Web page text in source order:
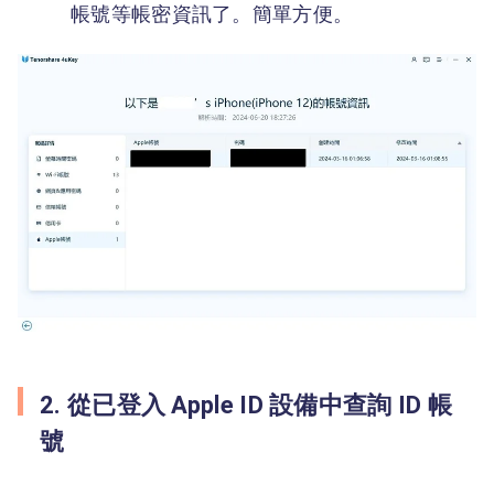
帳號等帳密資訊了。簡單方便。
2. 從已登入 Apple ID 設備中查詢 ID 帳
號